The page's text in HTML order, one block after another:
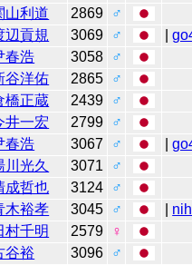
山利道 2869
♂
辺貢規 3069 ♂ |
春浩 3058
♂
谷洋佑 2865
♂
橋正蔵 2439
♂
井一宏 2799
♂
春浩 3067 ♂ |
川光久 3071
♂
成哲也 3124
♂
木裕孝 3045 ♂
村千明 2579
♀
谷裕 3096
♂